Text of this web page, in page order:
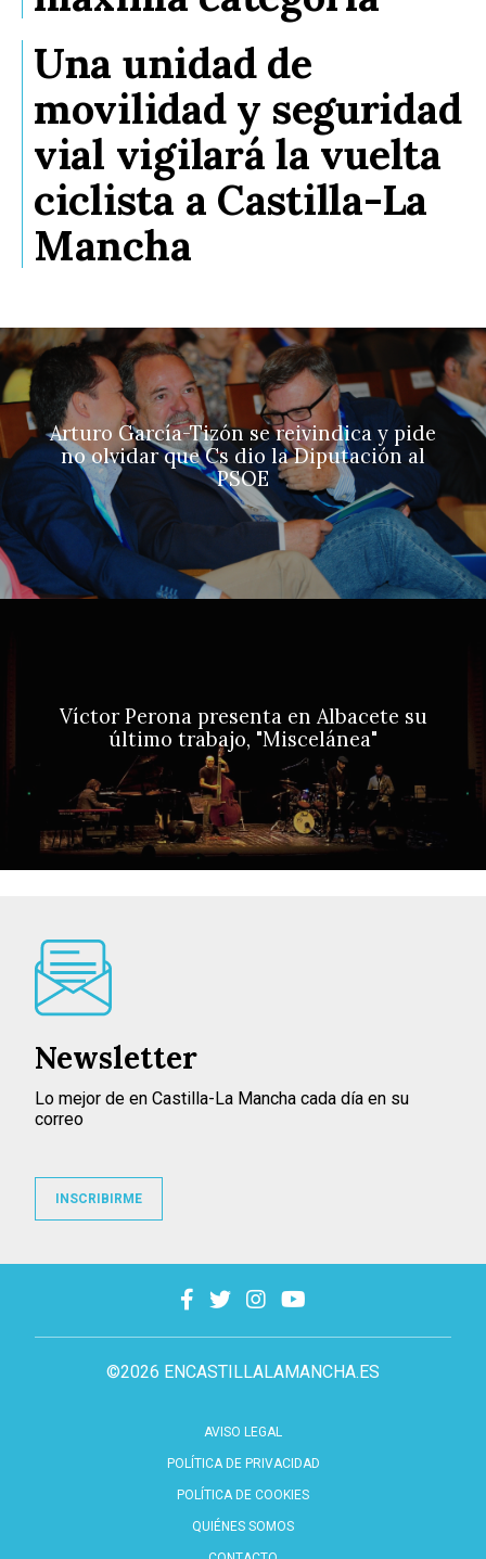
Una unidad de
movilidad y seguridad
vial vigilará la vuelta
ciclista a Castilla-La
Mancha
Arturo García-Tizón se reivindica y pide
no olvidar que Cs dio la Diputación al
PSOE
Víctor Perona presenta en Albacete su
último trabajo, "Miscelánea"
©2026 ENCASTILLALAMANCHA.ES
AVISO LEGAL
POLÍTICA DE PRIVACIDAD
POLÍTICA DE COOKIES
QUIÉNES SOMOS
Newsletter
Lo mejor de en Castilla-La Mancha cada día en su
correo
INSCRIBIRME